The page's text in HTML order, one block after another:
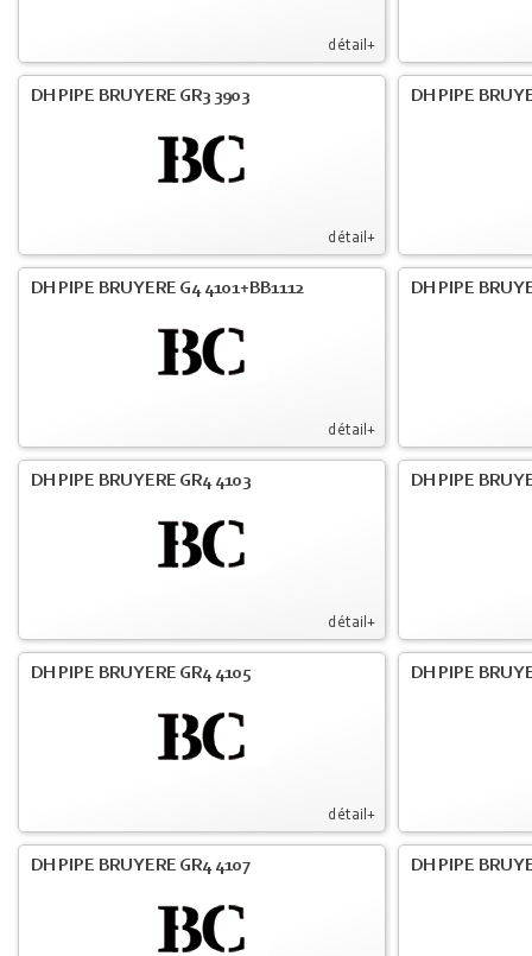
détail+
détail+
DH PIPE BRUYERE GR3 3903 DH PIPE
détail+
DH PIPE BRUYERE G4 4101+BB1112 DH PIPE
détail+
DH PIPE BRUYERE GR4 4103 DH PIPE
détail+
DH PIPE BRUYERE GR4 4105 DH PIPE
DH PIPE BRUYERE GR4 4107 DH PIPE